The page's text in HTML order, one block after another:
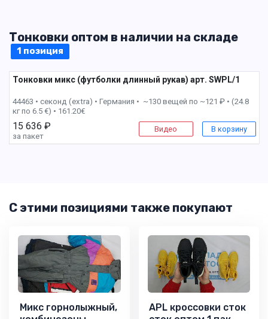
Тонковки оптом в наличии на складе
1 позиция
Тонковки микс (футболки длинный рукав) арт. SWPL/1
44463 • секонд (extra) • Германия • ~130 вещей по ~121 ₽ • (24.8
кг по 6.5 €) • 161.20€
15 636 ₽
за пакет
Видео В корзину
С этими позициями также покупают
Микс горнолыжный,
APL кроссовки сток